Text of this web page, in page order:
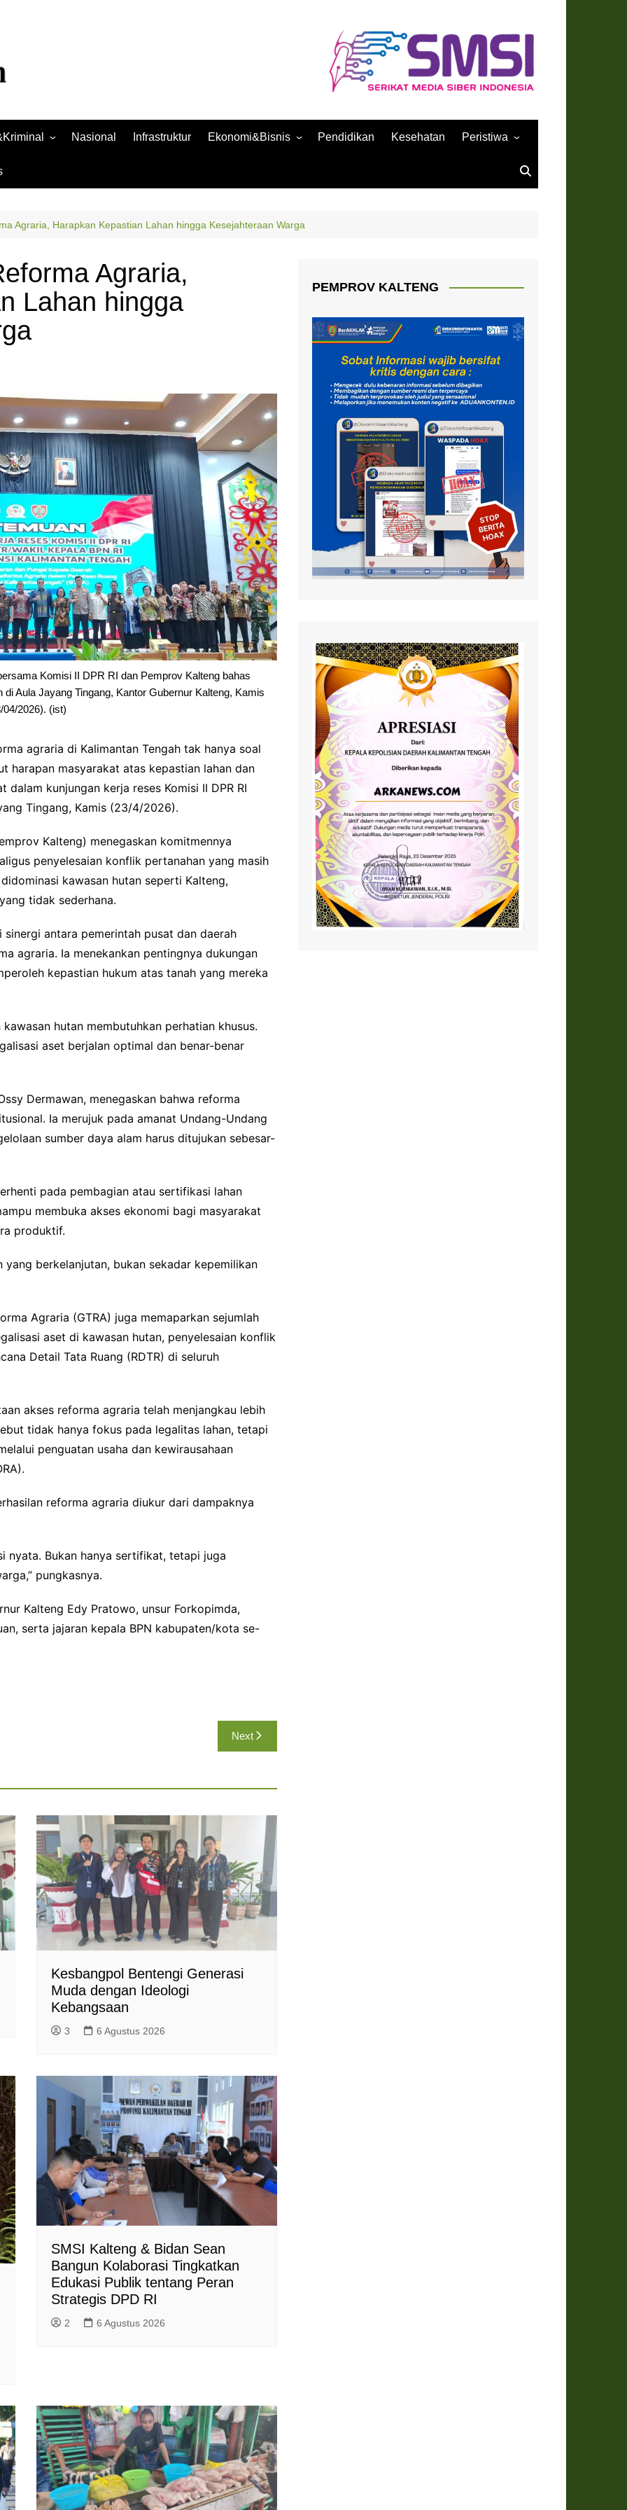
Nasional Infrastruktur Ekonomi&Bisnis
Ekonomi
Pendidikan Kesehatan Peristiwa
Agraria, Harapkan Kepastian Lahan hingga Kesejahteraan Warga
Agraria,
Lahan hingga
Komisi II DPR RI dan Pemprov Kalteng bahas
Aula Jayang Tingang, Kantor Gubernur Kalteng, Kamis
04/2026). (ist)
agraria di Kalimantan Tengah tak hanya soal
harapan masyarakat atas kepastian lahan dan
kunjungan kerja reses Komisi II DPR RI
Tingang, Kamis (23/4/2026).
Kalteng) menegaskan komitmennya
penyelesaian konflik pertanahan yang masih
kawasan hutan seperti Kalteng,
tidak sederhana.
antara pemerintah pusat dan daerah
agraria. Ia menekankan pentingnya dukungan
kepastian hukum atas tanah yang mereka
hutan membutuhkan perhatian khusus.
aset berjalan optimal dan benar-benar
Dermawan, menegaskan bahwa reforma
Ia merujuk pada amanat Undang-Undang
sumber daya alam harus ditujukan sebesar-
pada pembagian atau sertifikasi lahan
membuka akses ekonomi bagi masyarakat
produktif.
yang berkelanjutan, bukan sekadar kepemilikan
Agraria (GTRA) juga memaparkan sejumlah
aset di kawasan hutan, penyelesaian konflik
Detail Tata Ruang (RDTR) di seluruh
akses reforma agraria telah menjangkau lebih
tidak hanya fokus pada legalitas lahan, tetapi
penguatan usaha dan kewirausahaan
reforma agraria diukur dari dampaknya
nyata. Bukan hanya sertifikat, tetapi juga
pungkasnya.
Kalteng Edy Pratowo, unsur Forkopimda,
serta jajaran kepala BPN kabupaten/kota se-
Next
Kesbangpol Bentengi Generasi
Muda dengan Ideologi
Kebangsaan
3 6 Agustus 2026
SMSI Kalteng & Bidan Sean
Bangun Kolaborasi Tingkatkan
Edukasi Publik tentang Peran
Strategis DPD RI
2 6 Agustus 2026
PEMPROV KALTENG